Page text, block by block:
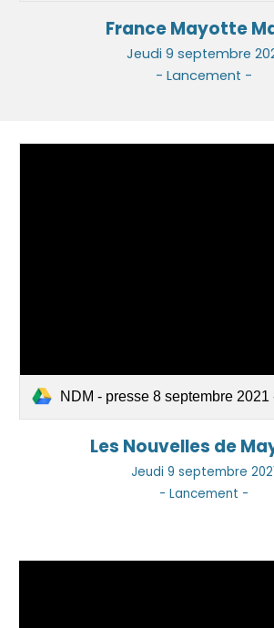
FranceMayotte
Jeudi 9 septembre
- Lancement -
NDM - presse 8 septembre
Les Nouvelles de
Jeudi 9 septembre
- Lancement -